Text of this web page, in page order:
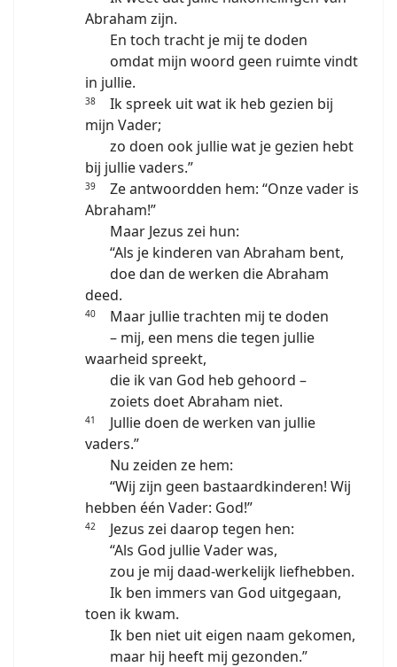
Abraham zijn.
En toch tracht je mij te doden
omdat mijn woord geen ruimte vindt
in jullie.
38
Ik spreek uit wat ik heb gezien bij
mijn Vader;
zo doen ook jullie wat je gezien hebt
bij jullie vaders.”
39
Ze antwoordden hem: “Onze vader is
Abraham!”
Maar Jezus zei hun:
“Als je kinderen van Abraham bent,
doe dan de werken die Abraham
deed.
40
Maar jullie trachten mij te doden
– mij, een mens die tegen jullie
waarheid spreekt,
die ik van God heb gehoord –
zoiets doet Abraham niet.
41
Jullie doen de werken van jullie
vaders.”
Nu zeiden ze hem:
“Wij zijn geen bastaardkinderen! Wij
hebben één Vader: God!”
42
Jezus zei daarop tegen hen:
“Als God jullie Vader was,
zou je mij daad-werkelijk liefhebben.
Ik ben immers van God uitgegaan,
toen ik kwam.
Ik ben niet uit eigen naam gekomen,
maar hij heeft mij gezonden.”